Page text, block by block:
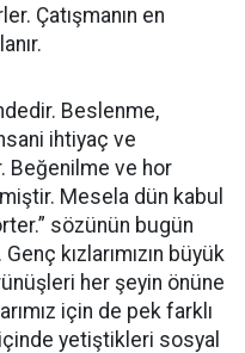
Çatışmanın en
Beslenme,
ihtiyaç ve
Beğenilme ve hor
Mesela dün kabul
sözünün bugün
kızlarımızın büyük
her şeyin önüne
için de pek farklı
yetiştikleri sosyal